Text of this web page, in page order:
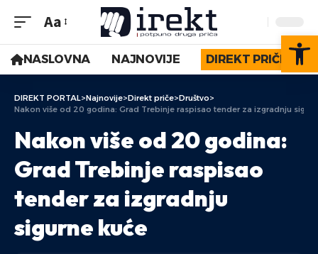
Aa
NASLOVNA NAJNOVIJE DIREKT PRIČE
DIREKT PORTAL>Najnovije>Direkt priče>Društvo>
Nakon više od 20 godina: Grad Trebinje raspisao tender za izgradnju
Nakon više od 20 godina:
Grad Trebinje raspisao
tender za izgradnju
sigurne kuće